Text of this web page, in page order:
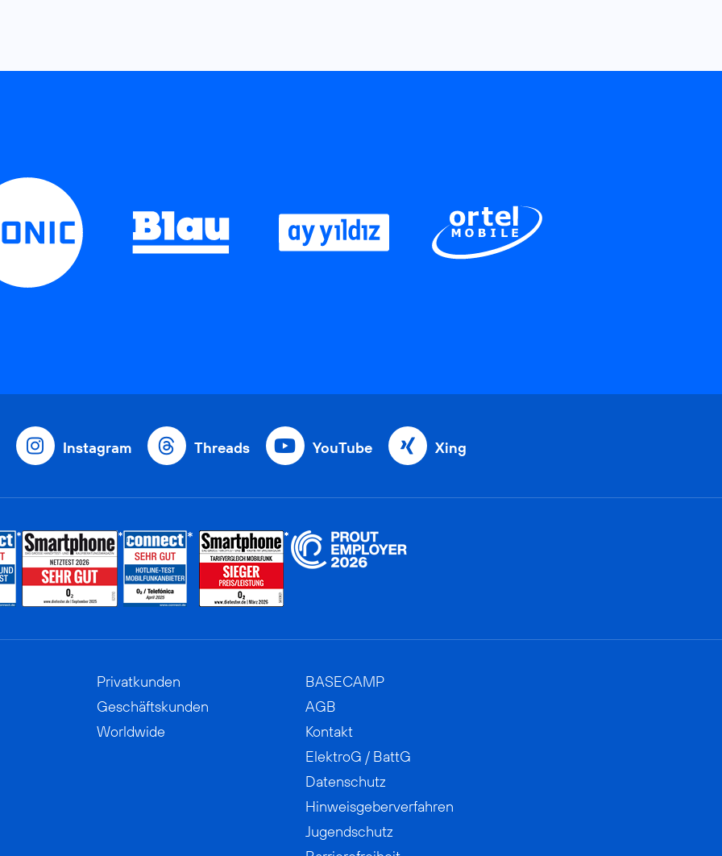
Instagram Threads YouTube Xing
Privatkunden
Geschäftskunden
Worldwide
BASECAMP
AGB
Kontakt
ElektroG / BattG
Datenschutz
Hinweisgeberverfahren
Jugendschutz